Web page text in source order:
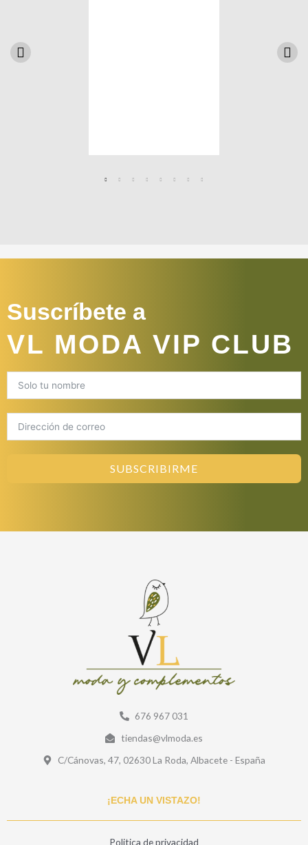
Suscríbete a
VL MODA VIP CLUB
SUBSCRIBIRME
676 967 031
tiendas@vlmoda.es
C/Cánovas, 47, 02630 La Roda, Albacete - España
¡ECHA UN VISTAZO!
Politica de privacidad